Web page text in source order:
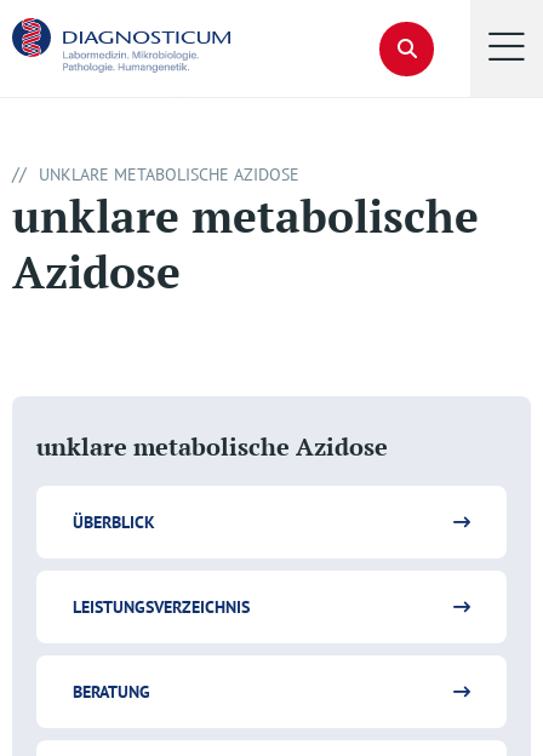
unklare metabolische Azidose
ÜBERBLICK
LEISTUNGSVERZEICHNIS
BERATUNG
// UNKLARE METABOLISCHE AZIDOSE
unklare metabolische
Azidose